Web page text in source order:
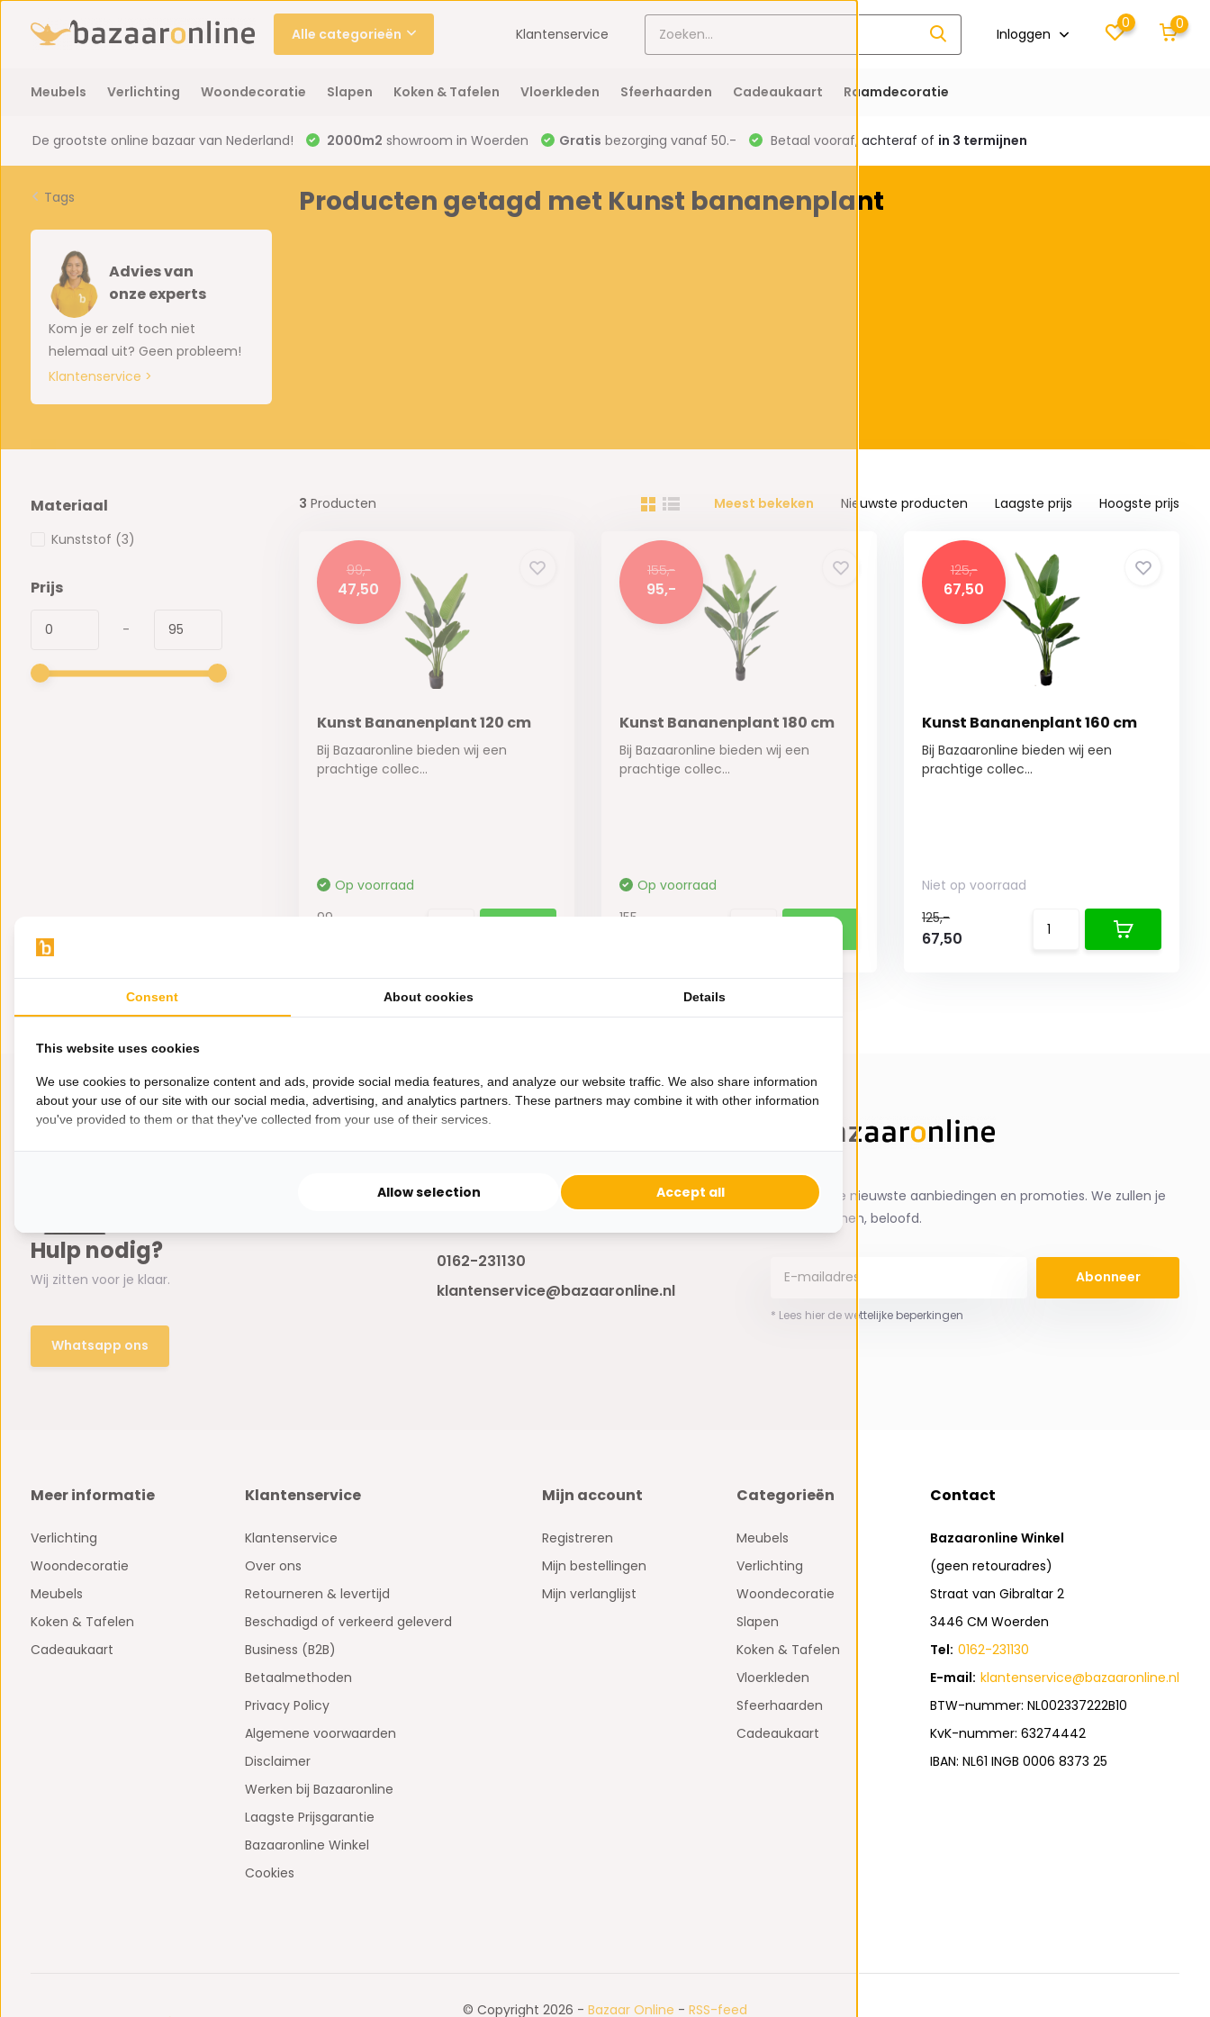
Alle categorieën Klantenservice Inloggen
0 0
Meubels Verlichting Woondecoratie Slapen Koken & Tafelen Vloerkleden Sfeerhaarden Cadeaukaart Raamdecoratie
De grootste online bazaar van Nederland! 2000m2 showroom in Woerden Gratis bezorging vanaf 50.- Betaal vooraf, achteraf of in 3 termijnen
Tags
Advies van
onze experts
Kom je er zelf toch niet
helemaal uit? Geen probleem!
Klantenservice >
Producten getagd met Kunst bananenplant
Materiaal
Kunststof (3)
Prijs
-
3 Producten Meest bekeken Nieuwste producten Laagste prijs Hoogste prijs
99,-
47,50
Kunst Bananenplant 120 cm
Bij Bazaaronline bieden wij een
prachtige collec...
Op voorraad
99,-
155,-
95,-
Kunst Bananenplant 180 cm
Bij Bazaaronline bieden wij een
prachtige collec...
Op voorraad
155,-
125,-
67,50
Kunst Bananenplant 160 cm
Bij Bazaaronline bieden wij een
prachtige collec...
Niet op voorraad
125,-
67,50
Hulp nodig?
Wij zitten voor je klaar.
Whatsapp ons
Heb je een vraag?
Bereikbaar van ma - vr 10:00 tot 17:00
0162-231130
klantenservice@bazaaronline.nl
Ontvang de nieuwste aanbiedingen en promoties. We zullen je
niet spammen, beloofd.
Abonneer
* Lees hier de wettelijke beperkingen
Meer informatie
Verlichting
Woondecoratie
Meubels
Koken & Tafelen
Cadeaukaart
Klantenservice
Klantenservice
Over ons
Retourneren & levertijd
Beschadigd of verkeerd geleverd
Business (B2B)
Betaalmethoden
Privacy Policy
Algemene voorwaarden
Disclaimer
Werken bij Bazaaronline
Laagste Prijsgarantie
Bazaaronline Winkel
Cookies
Mijn account
Registreren
Mijn bestellingen
Mijn verlanglijst
Categorieën
Meubels
Verlichting
Woondecoratie
Slapen
Koken & Tafelen
Vloerkleden
Sfeerhaarden
Cadeaukaart
Contact
Bazaaronline Winkel
(geen retouradres)
Straat van Gibraltar 2
3446 CM Woerden
Tel: 0162-231130
E-mail: klantenservice@bazaaronline.nl
BTW-nummer: NL002337222B10
KvK-nummer: 63274442
IBAN: NL61 INGB 0006 8373 25
© Copyright 2026 - Bazaar Online - RSS-feed
Consent About cookies Details
This website uses cookies
We use cookies to personalize content and ads, provide social media features, and analyze our website traffic. We also share information
about your use of our site with our social media, advertising, and analytics partners. These partners may combine it with other information
you've provided to them or that they've collected from your use of their services.
Allow selection Accept all